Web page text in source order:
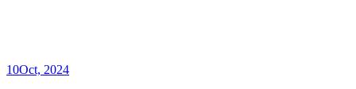
10Oct, 2024